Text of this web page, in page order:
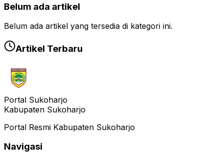
Belum ada artikel
Belum ada artikel yang tersedia di kategori ini.
Artikel Terbaru
Portal Sukoharjo
Kabupaten Sukoharjo
Portal Resmi Kabupaten Sukoharjo
Navigasi